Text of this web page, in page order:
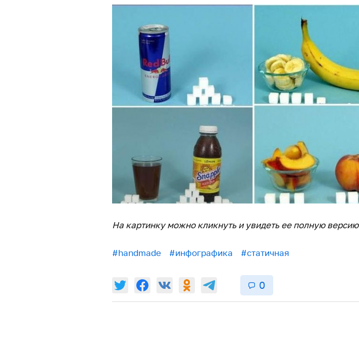
На картинку можно кликнуть и увидеть ее полную версию
#handmade #инфографика #статичная
0